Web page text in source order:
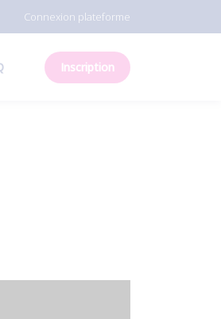
Connexion plateforme
Inscription